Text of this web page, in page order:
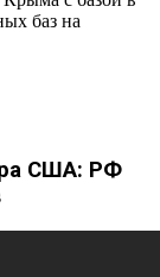
баз на
США: РФ